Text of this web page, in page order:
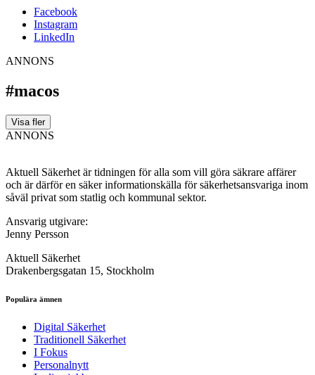
Facebook
Instagram
LinkedIn
ANNONS
#macos
Visa fler
ANNONS
Aktuell Säkerhet är tidningen för alla som vill göra säkrare affärer
och är därför en säker informationskälla för säkerhets­ansvariga inom
såväl privat som statlig och kommunal sektor.
Ansvarig utgivare:
Jenny Persson
Aktuell Säkerhet
Drakenbergsgatan 15, Stockholm
Populära ämnen
Digital Säkerhet
Traditionell Säkerhet
I Fokus
Personalnytt